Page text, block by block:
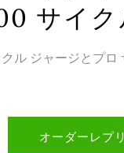
サイク
ル ジャージとプ
オーダーレプ